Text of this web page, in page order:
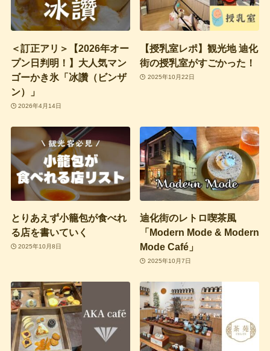
＜訂正アリ＞【2026年オー
プン日判明！】大人気マン
ゴーかき氷「冰讚（ビンザ
ン）」
2026年4月14日
【授乳室レポ】観光地 迪化
街の授乳室がすごかった！
2025年10月22日
とりあえず小籠包が食べれ
る店を書いていく
2025年10月8日
迪化街のレトロ喫茶風
「Modern Mode & Modern
Mode Café」
2025年10月7日